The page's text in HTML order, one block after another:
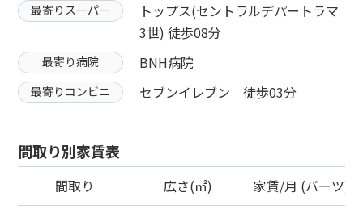
最寄りスーパー
トップス(セントラルデパートラマ
3世) 徒歩08分
最寄り病院 BNH病院
最寄りコンビニ セブンイレブン 徒歩03分
間取り別家賃表
間取り 広さ(㎡)
家賃/月 (バーツ)